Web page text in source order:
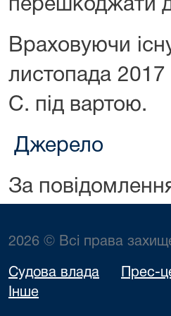
перешкоджати
Враховуючи
листопада
С. під вартою.
Джерело
За
2026 © Всі права
Судова влада Прес-
Інше